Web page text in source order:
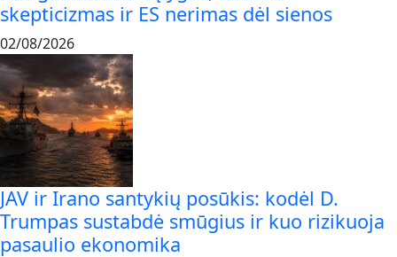
skepticizmas ir ES nerimas dėl sienos
02/08/2026
JAV ir Irano santykių posūkis: kodėl D.
Trumpas sustabdė smūgius ir kuo rizikuoja
pasaulio ekonomika